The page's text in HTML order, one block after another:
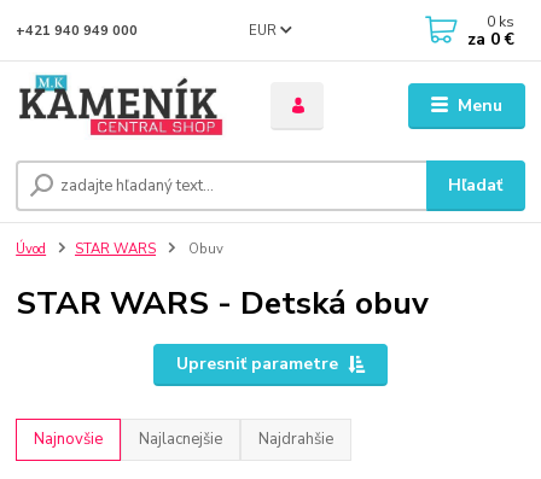
Menu
EUR
Hľadať
+421 940 949 000 0 ks
za 0 €
Úvod STAR WARS Obuv
STAR WARS - Detská obuv
Upresniť parametre
Najnovšie Najlacnejšie Najdrahšie